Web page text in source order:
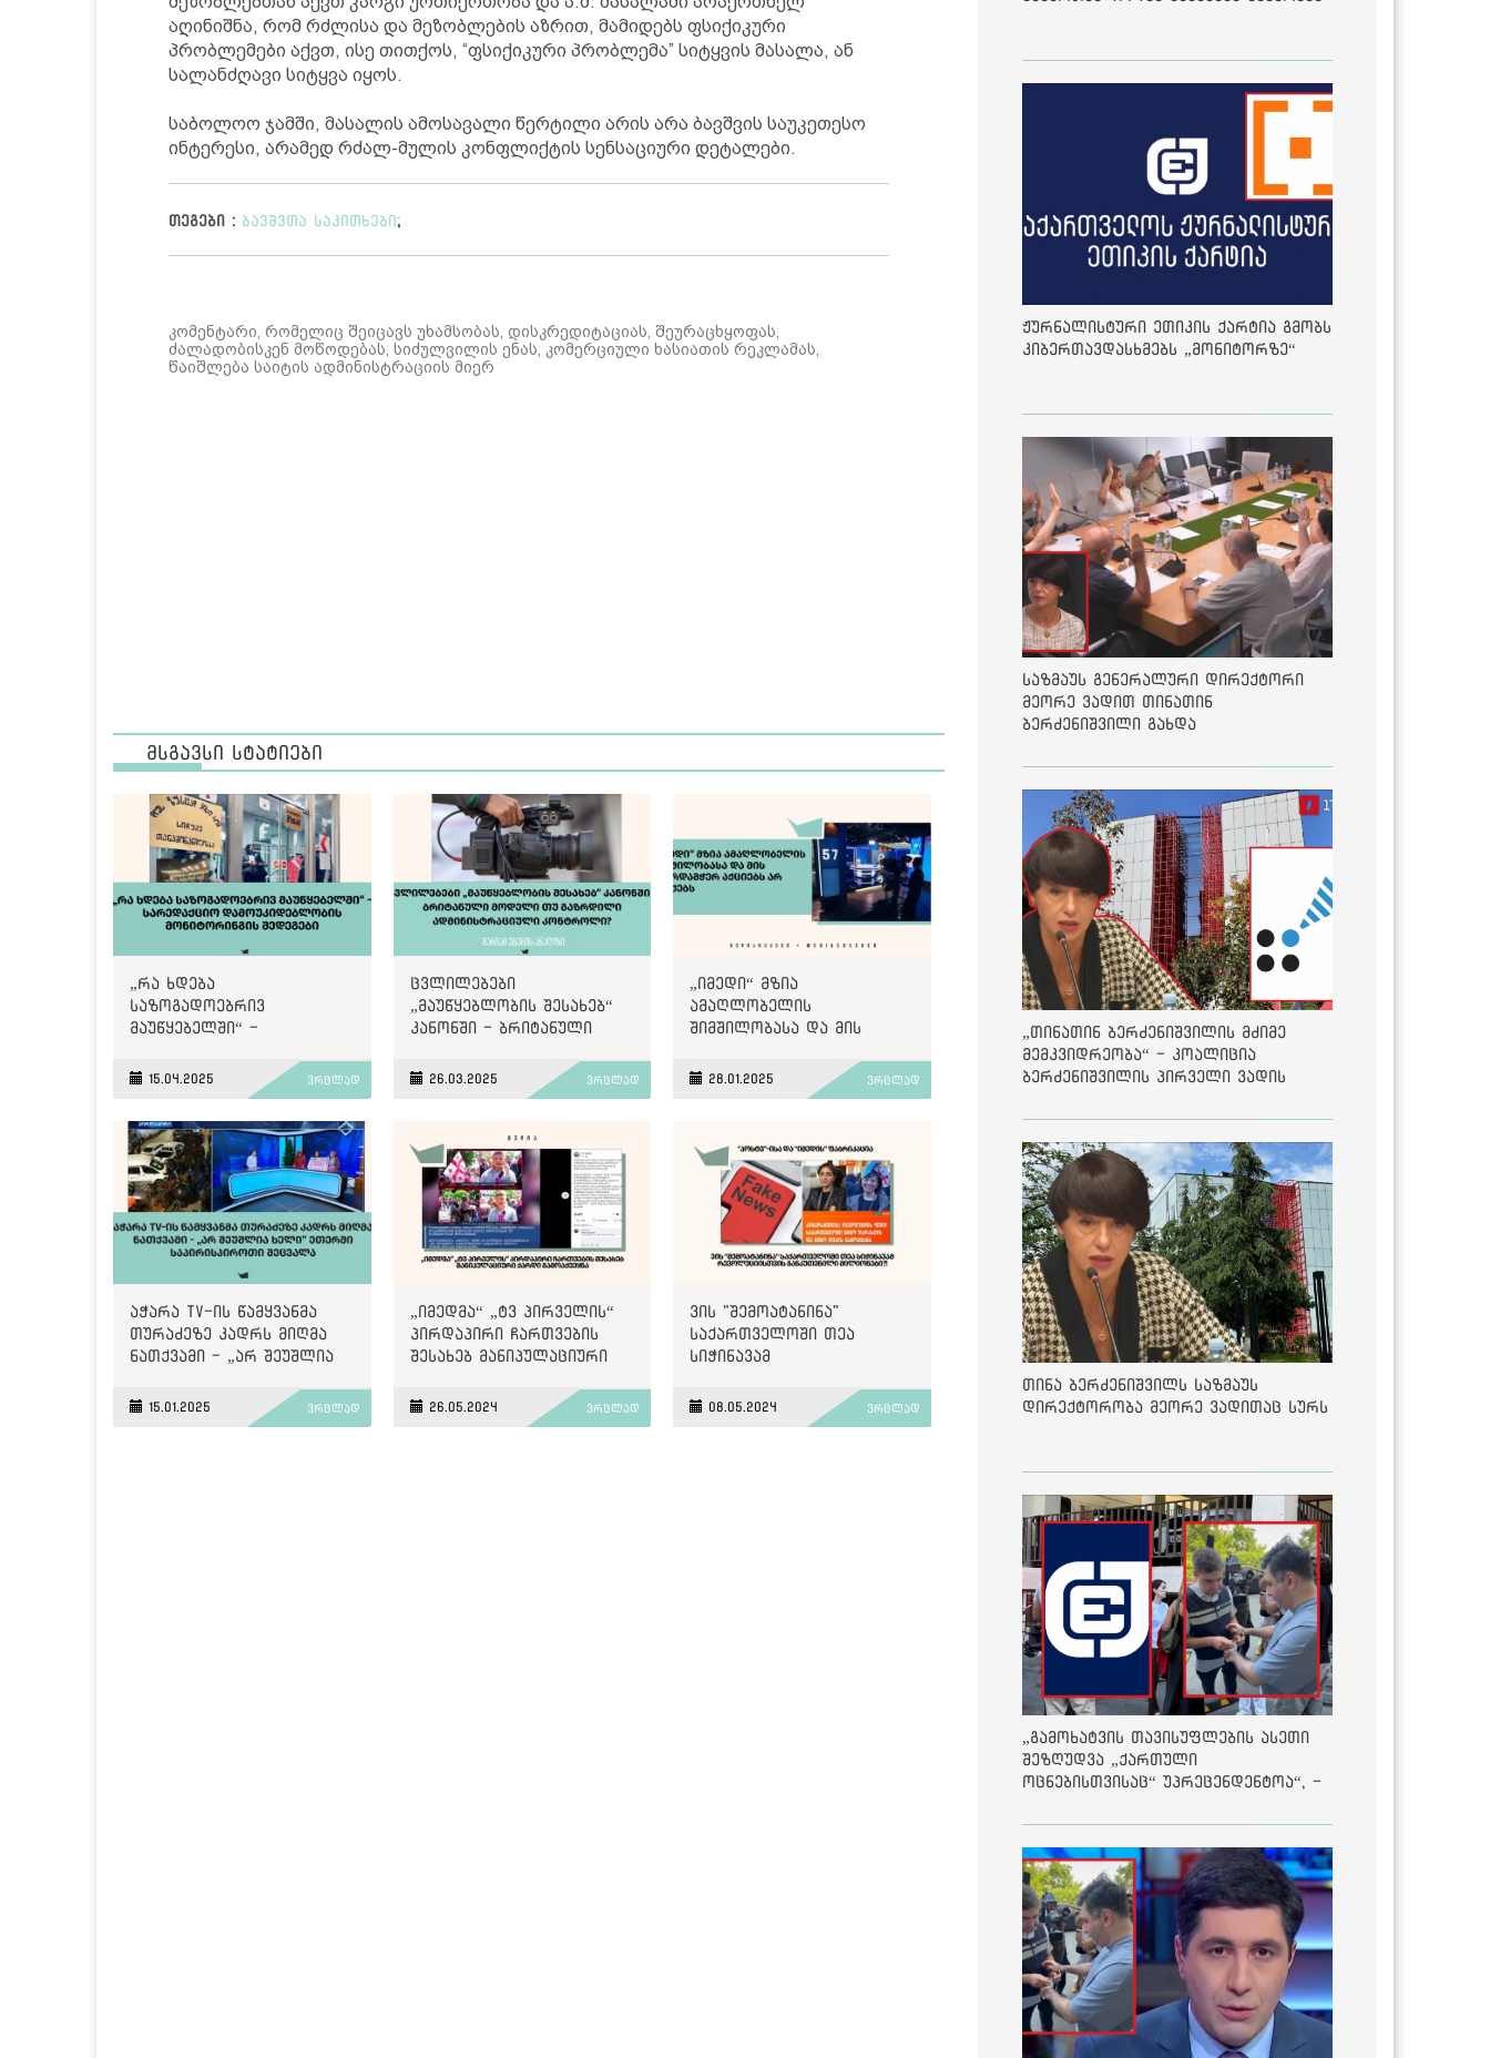
აღინიშნა, რომ რძლისა და მეზობლების აზრით, მამიდებს ფსიქიკური
პრობლემები აქვთ, ისე თითქოს, “ფსიქიკური პრობლემა” სიტყვის მასალა, ან
სალანძღავი სიტყვა იყოს.
საბოლოო ჯამში, მასალის ამოსავალი წერტილი არის არა ბავშვის საუკეთესო
ინტერესი, არამედ რძალ-მულის კონფლიქტის სენსაციური დეტალები.
თეგები : ბავშვთა საკითხები ;
კომენტარი, რომელიც შეიცავს უხამსობას, დისკრედიტაციას, შეურაცხყოფას,
ძალადობისკენ მოწოდებას, სიძულვილის ენას, კომერციული ხასიათის რეკლამას,
წაიშლება საიტის ადმინისტრაციის მიერ
მსგავსი სტატიები
„რა ხდება
საზოგადოებრივ
მაუწყებელში“ -
დამოუკიდებლობის
მონიტორინგის შედეგები
15.04.2025 ვრცლად
ცვლილებები
„მაუწყებლობის შესახებ“
კანონში - ბრიტანული
ადმინისტრაციული
26.03.2025 ვრცლად
„იმედი“ მზია
ამაღლობელის
შიმშილობასა და მის
აშუქებს
28.01.2025 ვრცლად
აჭარა TV-ის წამყვანმა
თურაძეზე კადრს მიღმა
ნათქვამი - „არ შეუშლია
საპირისპიროთი შეცვალა
15.01.2025 ვრცლად
„იმედმა“ „ტვ პირველის“
პირდაპირი ჩართვების
შესახებ მანიპულაციური
26.05.2024 ვრცლად
ვის "შემოატანინა"
საქართველოში თეა
სიჭინავამ
განკუთვნილი მილიონები?
"პოსტვ"-ისა და "იმედის"
08.05.2024 ვრცლად
ჟურნალისტური ეთიკის ქარტია გმობს
კიბერთავდასხმებს „მონიტორზე“
საზმაუს გენერალური დირექტორი
მეორე ვადით თინათინ
ბერძენიშვილი გახდა
„თინათინ ბერძენიშვილის მძიმე
მემკვიდრეობა“ - კოალიცია
ბერძენიშვილის პირველი ვადის
თინა ბერძენიშვილს საზმაუს
დირექტორობა მეორე ვადითაც სურს
„გამოხატვის თავისუფლების ასეთი
შეზღუდვა „ქართული
ოცნებისთვისაც“ უპრეცენდენტოა“, -